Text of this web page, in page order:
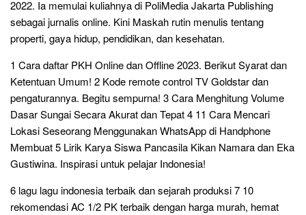
2022. Ia memulai kuliahnya di PoliMedia Jakarta Publishing
sebagai jurnalis online. Kini Maskah rutin menulis tentang
properti, gaya hidup, pendidikan, dan kesehatan.
1 Cara daftar PKH Online dan Offline 2023. Berikut Syarat dan
Ketentuan Umum! 2 Kode remote control TV Goldstar dan
pengaturannya. Begitu sempurna! 3 Cara Menghitung Volume
Dasar Sungai Secara Akurat dan Tepat 4 11 Cara Mencari
Lokasi Seseorang Menggunakan WhatsApp di Handphone
Membuat 5 Lirik Karya Siswa Pancasila Kikan Namara dan Eka
Gustiwina. Inspirasi untuk pelajar Indonesia!
6 lagu lagu indonesia terbaik dan sejarah produksi 7 10
rekomendasi AC 1/2 PK terbaik dengan harga murah, hemat